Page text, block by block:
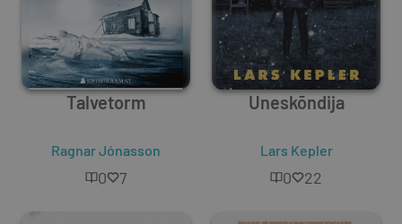
Talvetorm
Ragnar Jónasson
0 7
Uneskõndija
Lars Kepler
0 22